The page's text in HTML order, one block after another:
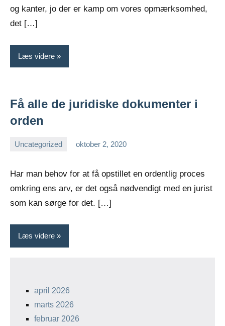
og kanter, jo der er kamp om vores opmærksomhed,
det […]
Læs videre
Få alle de juridiske dokumenter i
orden
Uncategorized oktober 2, 2020
Har man behov for at få opstillet en ordentlig proces
omkring ens arv, er det også nødvendigt med en jurist
som kan sørge for det. […]
Læs videre
april 2026
marts 2026
februar 2026